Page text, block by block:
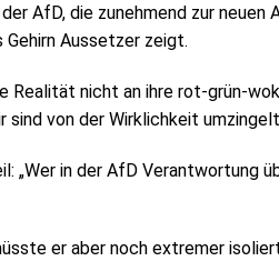
AfD, die zunehmend zur neuen
Aussetzer zeigt.
Realität nicht an ihre rot-grün-
von der Wirklichkeit
„Wer in der AfD Verantwortung
er aber noch extremer